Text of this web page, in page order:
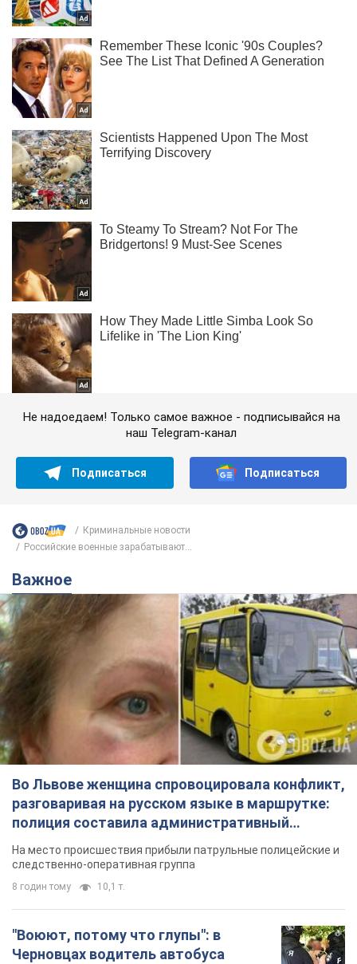
Не надоедаем! Только самое важное - подписывайся на
наш Telegram-канал
Подписаться Подписаться
Криминальные новости
Российские военные зарабатывают...
Важное
Во Львове женщина спровоцировала конфликт,
разговаривая на русском языке в маршрутке:
полиция составила административный
протокол. Видео
На место происшествия прибыли патрульные полицейские и
следственно-оперативная группа
8 годин тому 10,1 т.
"Воюют, потому что глупы": в
Черновцах водитель автобуса